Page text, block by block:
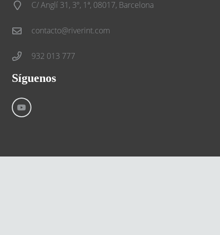
C/ Anglí 31, 3º, 1ª, 08017, Barcelona
contacto@riverint.com
932 013 777
Síguenos